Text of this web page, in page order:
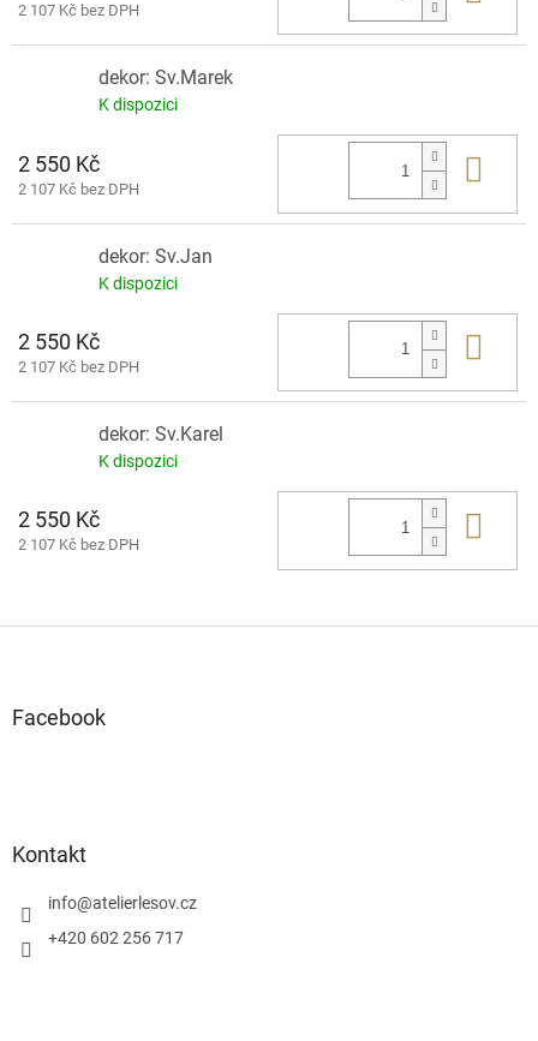
2 107 Kč bez DPH
dekor: Sv.Marek
K dispozici
2 550 Kč
2 107 Kč bez DPH
dekor: Sv.Jan
K dispozici
2 550 Kč
2 107 Kč bez DPH
dekor: Sv.Karel
K dispozici
2 550 Kč
2 107 Kč bez DPH
Facebook
Kontakt
info@atelierlesov.cz
+420 602 256 717